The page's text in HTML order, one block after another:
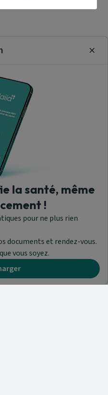
la santé, même
!
pour ne plus rien
documents et rendez-vous.
vous soyez.